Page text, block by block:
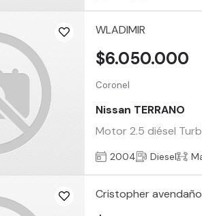
WLADIMIR
Coronel
Nissan TERRANO
Motor 2.5 diésel
$6.050.000
2004 Diesel
Cristopher avendaño